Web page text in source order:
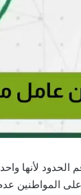
لأنها
المواطنين